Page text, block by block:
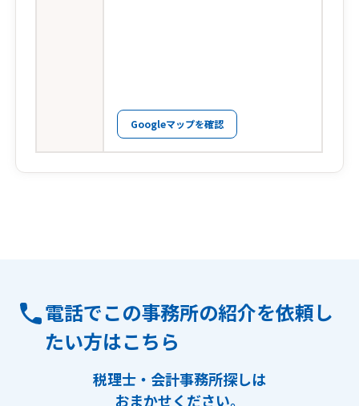
Googleマップを確認
電話でこの事務所の紹介を依頼し
たい方はこちら
税理士・会計事務所探しは
おまかせください。